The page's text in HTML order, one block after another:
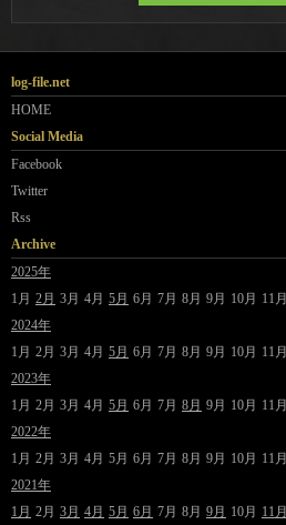
log-file.net
HOME
Social Media
Facebook
Twitter
Rss
Archive
2025年
1月 2月 3月 4月 5月 6月 7月 8月 9月 10月 11月
2024年
1月 2月 3月 4月 5月 6月 7月 8月 9月 10月 11月
2023年
1月 2月 3月 4月 5月 6月 7月 8月 9月 10月 11月
2022年
1月 2月 3月 4月 5月 6月 7月 8月 9月 10月 11月
2021年
1月 2月 3月 4月 5月 6月 7月 8月 9月 10月 11月